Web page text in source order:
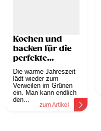
Kochen und
backen für die
perfekte
Gartenparty
Die warme Jahreszeit
lädt wieder zum
Verweilen im Grünen
ein. Man kann endlich
den...
zum Artikel